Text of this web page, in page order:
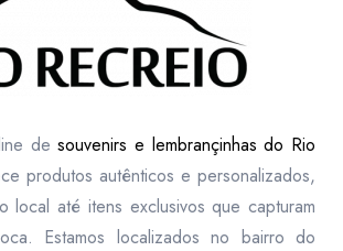
desouvenirs e lembrançinhas do Rio
produtos autênticos e personalizados,
local até itens exclusivos que capturam
Estamos localizados no bairro do